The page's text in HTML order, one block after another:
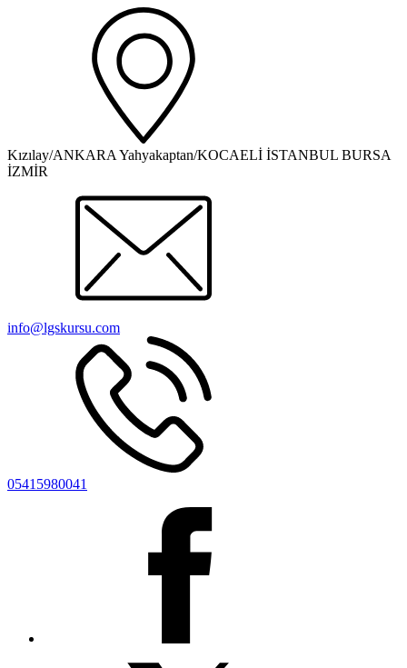
Kızılay/ANKARA Yahyakaptan/KOCAELİ İSTANBUL BURSA
İZMİR
info@lgskursu.com
05415980041